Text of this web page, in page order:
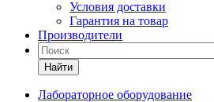
Условия доставки
Гарантия на товар
Производители
Найти
Лабораторное оборудование